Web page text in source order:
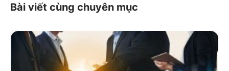
Bài viết cùng chuyên mục